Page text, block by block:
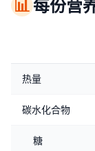
📊每份营
热量
碳水化合物
糖